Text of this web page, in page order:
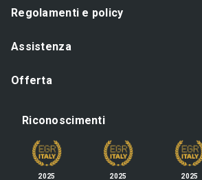
Regolamenti e policy
Assistenza
Offerta
Riconoscimenti
2025 2025 2025